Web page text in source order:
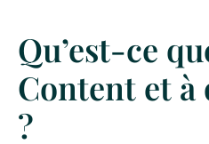
Qu’est-ce
Content et à
?